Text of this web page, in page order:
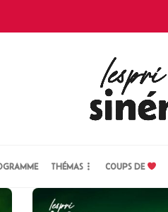
THÉMAS COUPS DE